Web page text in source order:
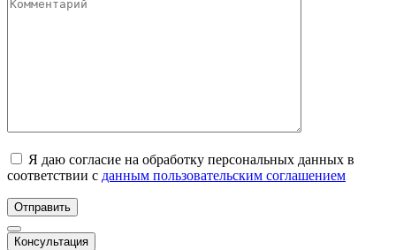
Я даю согласие на обработку персональных данных в
соответствии с данным пользовательским соглашением
Отправить
Консультация